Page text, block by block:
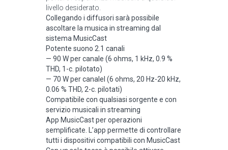
livello desiderato.
Collegando i diffusori sarà possibile
ascoltare la musica in streaming dal
sistema MusicCast
Potente suono 2.1 canali
— 90 W per canale (6 ohms, 1 kHz, 0.9 %
THD, 1-c. pilotato)
— 70 W per canalel (6 ohms, 20 Hz-20 kHz,
0.06 % THD, 2-c. pilotati)
Compatibile con qualsiasi sorgente e con
servizio musicali in streaming
App MusicCast per operazioni
semplificate. L’app permette di controllare
tutti i dispositivi compatibili con MusicCast